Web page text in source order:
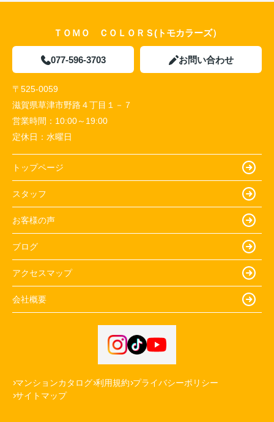
ＴＯＭＯ ＣＯＬＯＲＳ(トモカラーズ）
077-596-3703 お問い合わせ
〒525-0059
滋賀県草津市野路４丁目１－７
営業時間： 10:00～19:00
定休日： 水曜日
トップページ
スタッフ
お客様の声
ブログ
アクセスマップ
会社概要
マンションカタログ 利用規約 プライバシーポリシー
サイトマップ